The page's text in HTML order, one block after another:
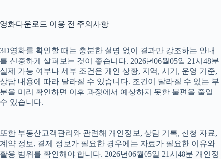
영화다운로드 이용 전 주의사항
3D영화를 확인할 때는 충분한 설명 없이 결과만 강조하는 안내
를 신중하게 살펴보는 것이 좋습니다. 2026년06월05일 21시48분
실제 가능 여부나 세부 조건은 개인 상황, 지역, 시기, 운영 기준,
상담 내용에 따라 달라질 수 있습니다. 조건이 달라질 수 있는 부
분을 미리 확인하면 이후 과정에서 예상하지 못한 불편을 줄일
수 있습니다.
또한 부동산고객관리와 관련해 개인정보, 상담 기록, 신청 자료,
계약 정보, 결제 정보가 필요한 경우에는 자료가 필요한 이유와
활용 범위를 확인해야 합니다. 2026년06월05일 21시48분 개인정